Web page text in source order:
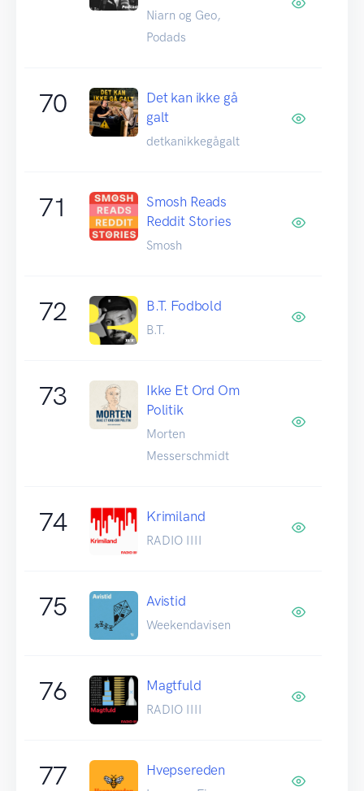
Niarn og Geo,
Podads
70
Det kan ikke gå
galt
detkanikkegågalt
71
Smosh Reads
Reddit Stories
Smosh
72 B.T. Fodbold
B.T.
73
Ikke Et Ord Om
Politik
Morten
Messerschmidt
74 Krimiland
RADIO IIII
75 Avistid
Weekendavisen
76 Magtfuld
RADIO IIII
77 Hvepsereden